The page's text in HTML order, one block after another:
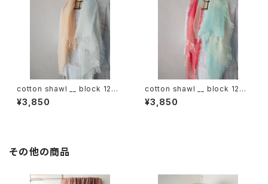
cotton shawl __ block 120
朝朗w
¥3,850
cotton shawl __ block 120
春曙w
¥3,850
その他の商品